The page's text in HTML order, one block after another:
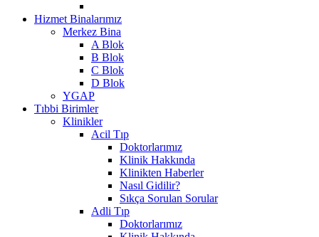
Hizmet Binalarımız
Merkez Bina
A Blok
B Blok
C Blok
D Blok
YGAP
Tıbbi Birimler
Klinikler
Acil Tıp
Doktorlarımız
Klinik Hakkında
Klinikten Haberler
Nasıl Gidilir?
Sıkça Sorulan Sorular
Adli Tıp
Doktorlarımız